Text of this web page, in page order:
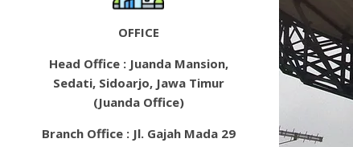
OFFICE
Head Office : Juanda Mansion,
Sedati, Sidoarjo, Jawa Timur
(Juanda Office)
Branch Office : Jl. Gajah Mada 29